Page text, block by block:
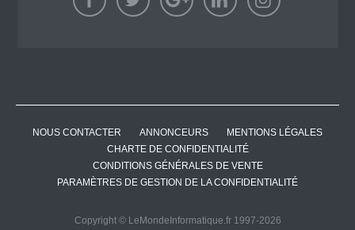
NOUS CONTACTER ANNONCEURS
MENTIONS LÉGALES
CHARTE DE CONFIDENTIALITÉ
CONDITIONS GÉNÉRALES DE VENTE
PARAMÈTRES DE GESTION DE LA CONFIDENTIALITÉ
Copyright © LeMondeInformatique.fr 1997-2026